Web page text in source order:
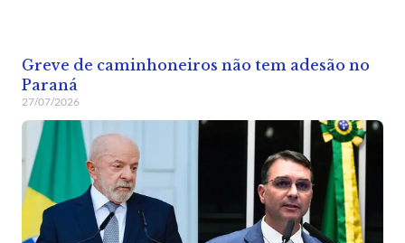
Greve de caminhoneiros não tem adesão no
Paraná
27/07/2026